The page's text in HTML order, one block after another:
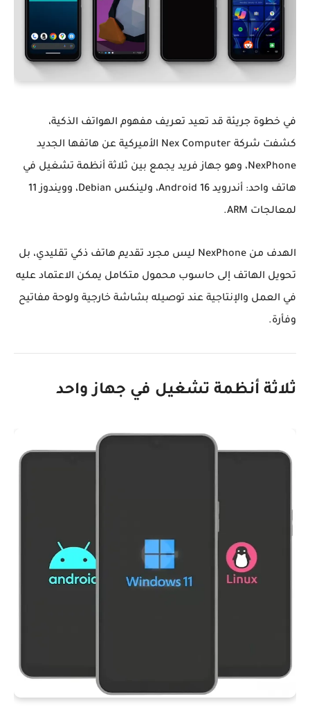
في خطوة جريئة قد تعيد تعريف مفهوم الهواتف الذكية،
كشفت شركة Nex Computer الأميركية عن هاتفها الجديد
NexPhone، وهو جهاز فريد يجمع بين ثلاثة أنظمة تشغيل في
هاتف واحد
: أندرويد Android 16، ولينكس Debian، وويندوز 11
لمعالجات ARM.
الهدف من NexPhone ليس مجرد تقديم هاتف ذكي تقليدي، بل
تحويل الهاتف إلى حاسوب محمول متكامل يمكن الاعتماد عليه
في العمل والإنتاجية عند توصيله بشاشة خارجية ولوحة مفاتيح
وفأرة.
ثلاثة أنظمة تشغيل في جهاز واحد